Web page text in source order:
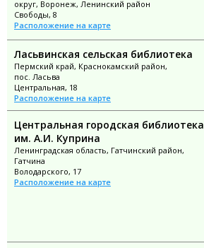
округ, Воронеж, Ленинский район
Свободы, 8
Расположение на карте
Ласьвинская сельская библиотека
Пермский край, Краснокамский район,
пос. Ласьва
Центральная, 18
Расположение на карте
Центральная городская библиотека
им. А.И. Куприна
Ленинградская область, Гатчинский район,
Гатчина
Володарского, 17
Расположение на карте